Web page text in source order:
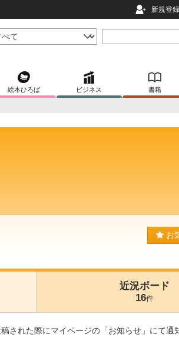
新規登録
絵本ひろば ビジネス 書籍
お
近況ボード
16件
された際にマイページの「お知らせ」にて通